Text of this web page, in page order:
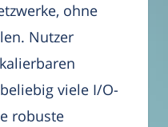
ohne
Nutzer
viele I/O-
robuste